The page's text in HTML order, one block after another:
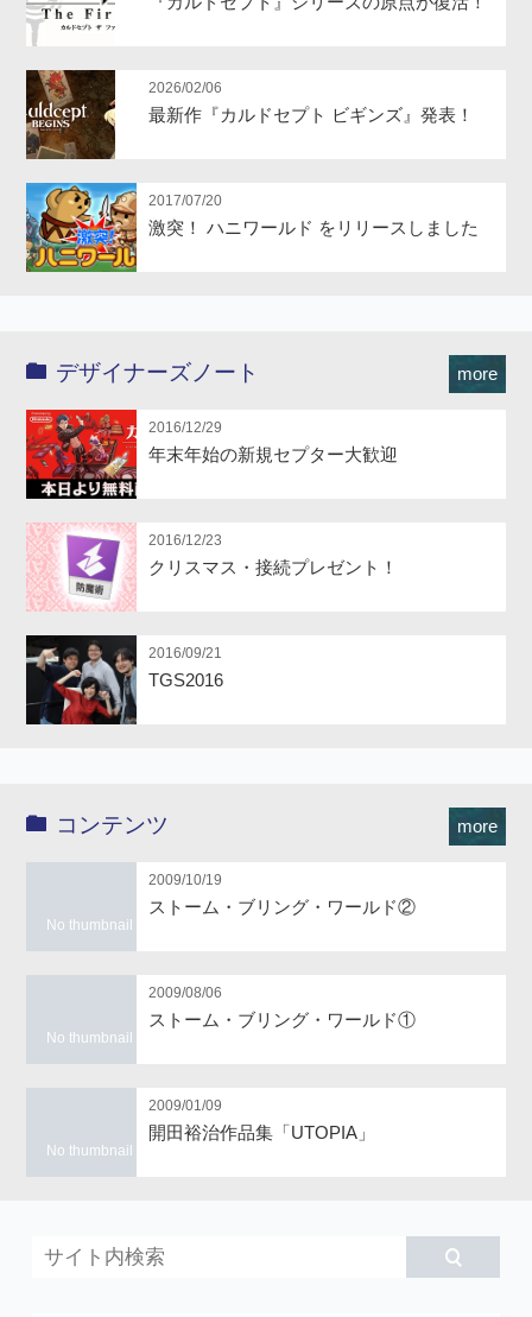
2026/02/06
最新作『カルドセプト ビギンズ』発表！
2017/07/20
激突！ ハニワールド をリリースしました
more
デザイナーズノート
2016/12/29
年末年始の新規セプター大歓迎
2016/12/23
クリスマス・接続プレゼント！
2016/09/21
TGS2016
more
コンテンツ
No thumbnail
2009/10/19
ストーム・ブリング・ワールド②
No thumbnail
2009/08/06
ストーム・ブリング・ワールド①
No thumbnail
2009/01/09
開田裕治作品集「UTOPIA」